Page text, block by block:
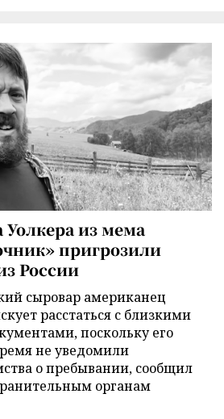
из мема
пригрозили
России
сыровар американец
расстаться с близкими
поскольку его
не уведомили
о пребывании, сообщил
органам